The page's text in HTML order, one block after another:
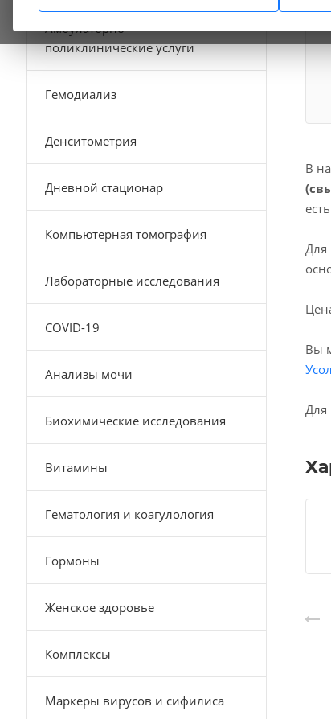
В
Для
Вы
Для
Амбулаторно-
поликлинические услуги
Гемодиализ
Денситометрия
Дневной стационар
Компьютерная томография
Лабораторные исследования
COVID-19
Анализы мочи
Биохимические исследования
Витамины
Гематология и коагулология
Гормоны
Женское здоровье
Комплексы
Маркеры вирусов и сифилиса